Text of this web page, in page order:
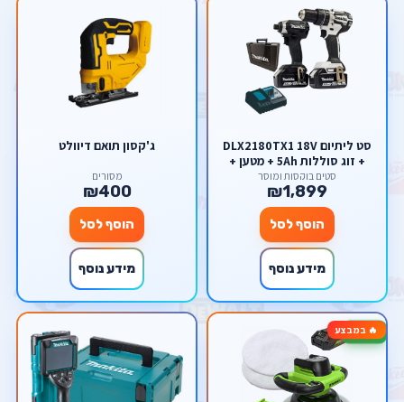
סט ליתיום DLX2180TX1 18V
+ זוג סוללות 5Ah + מטען +
מזוודה Makita מקיטה
סטים בוקסות ומוסך
₪1,899
הוסף לסל
מידע נוסף
ג'קסון תואם דיוולט
מסורים
₪400
הוסף לסל
מידע נוסף
🔥 במבצע-25%